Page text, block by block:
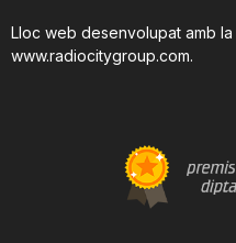
Lloc web desenvolupat amb
www.radiocitygroup.com.